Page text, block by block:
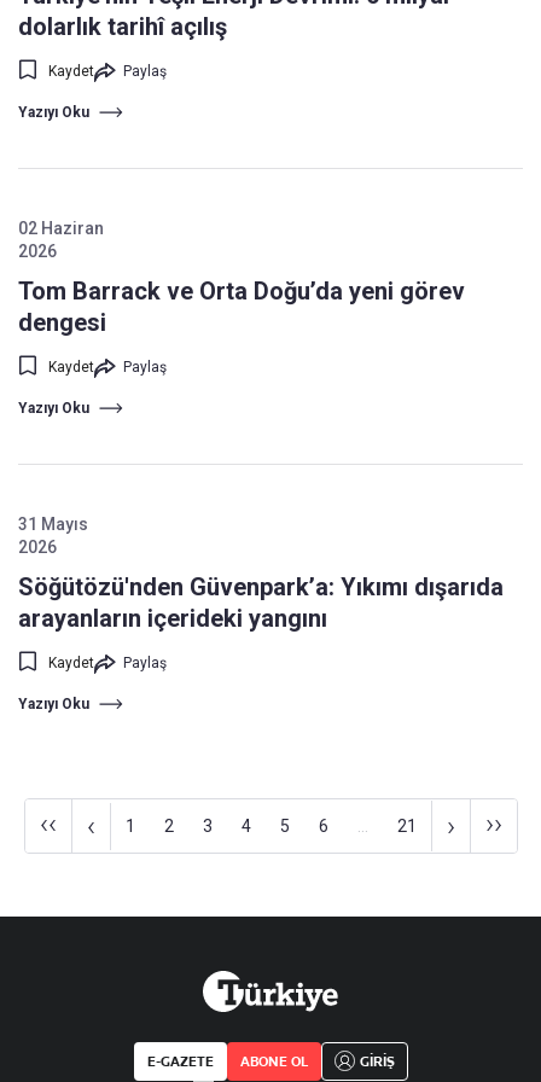
dolarlık tarihî açılış
Kaydet Paylaş
Yazıyı Oku
02 Haziran
2026
Tom Barrack ve Orta Doğu’da yeni görev
dengesi
Kaydet Paylaş
Yazıyı Oku
31 Mayıs
2026
Söğütözü'nden Güvenpark’a: Yıkımı dışarıda
arayanların içerideki yangını
Kaydet Paylaş
Yazıyı Oku
‹‹ ‹ 1 2 3 4 5 6 21 › ››
E-GAZETE ABONE OL GİRİŞ